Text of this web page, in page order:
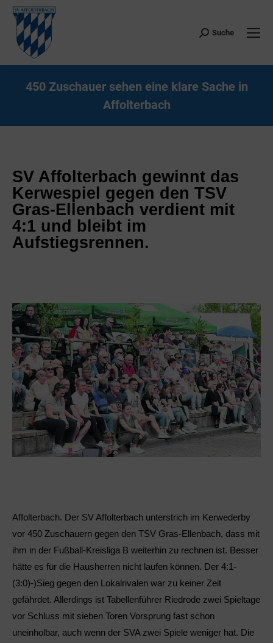
Search:
Suche
450 Zuschauer sehen eine klare Sache in
Affolterbach
SV Affolterbach gewinnt das
Kerwespiel gegen den TSV
Gras-Ellenbach verdient mit
4:1 und bleibt im
Aufstiegsrennen.
Affolterbach. Der SV Affolterbach unterstrich im Kerwederby
vor 450 Zuschauern gegen den TSV Gras-Ellenbach, dass mit
ihm in der Fußball-Kreisliga B weiterhin zu rechnen ist. Besser
hätte es für die Hausherren nicht laufen können. Der 4:1-
(3:0)-)Sieg gegen den Lokalrivalen war zu keiner Zeit
gefährdet. Allerdings ist Tabellenführer Riedrode zwei Spieltage
vor Schluss mit sieben Toren Vorsprung fast schon
uneinholbar, auch wenn der SVA zwei Spiele weniger hat. Die